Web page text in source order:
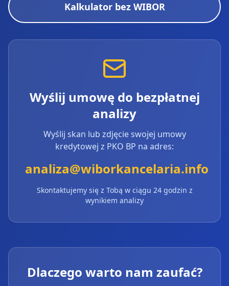
Kalkulator bez WIBOR
Wyślij umowę do bezpłatnej
analizy
Wyślij skan lub zdjęcie swojej umowy
kredytowej z PKO BP na adres:
analiza@wiborkancelaria.info
Skontaktujemy się z Tobą w ciągu 24 godzin z
wynikiem analizy
Dlaczego warto nam zaufać?